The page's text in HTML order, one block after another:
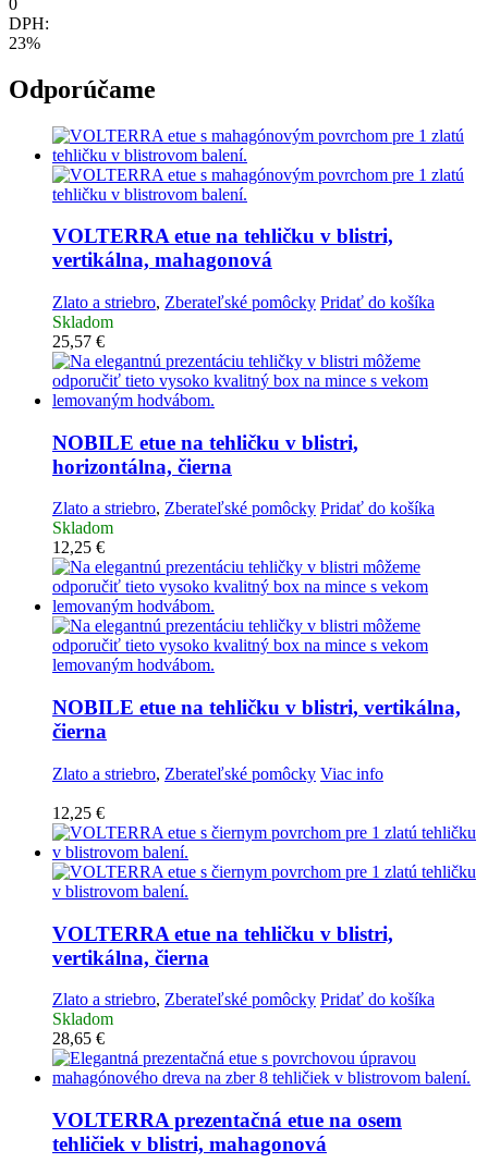
DPH:
23%
Odporúčame
VOLTERRA etue na tehličku v blistri,
vertikálna, mahagonová
Zlato a striebro, Zberateľské pomôcky Pridať do košíka
Skladom
25,57 €
NOBILE etue na tehličku v blistri,
horizontálna, čierna
Zlato a striebro, Zberateľské pomôcky Pridať do košíka
Skladom
12,25 €
NOBILE etue na tehličku v blistri, vertikálna,
čierna
Zlato a striebro, Zberateľské pomôcky Viac info
12,25 €
VOLTERRA etue na tehličku v blistri,
vertikálna, čierna
Zlato a striebro, Zberateľské pomôcky Pridať do košíka
Skladom
28,65 €
VOLTERRA prezentačná etue na osem
tehličiek v blistri, mahagonová